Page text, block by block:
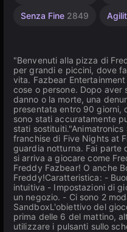
Senza Fine 2849
"Benvenuti alla pizza di
per grandi e piccini, dove
vita. Fazbear
cose o persone. Dopo
danno o la morte, una
presentata entro 90 giorni,
sono stati accuratamente
stati
franchise di Five Nights at
guardia notturna. Fai parte
si arriva a giocare come
Freddy Fazbear! O anche
Freddy!Caratteristica: -
intuitiva - Impostazioni di
un negozio. - Ci sono 2
SandboxL'obiettivo del
prima delle 6 del mattino,
utilizzare i pulsanti sullo